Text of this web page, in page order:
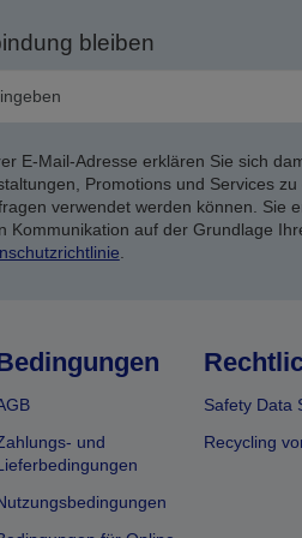
bleiben
E-Mail-Adresse erklären Sie sich
Promotions und Services
verwendet werden können. Sie
Kommunikation auf der Grundlage
und
Safety Data
Recycling